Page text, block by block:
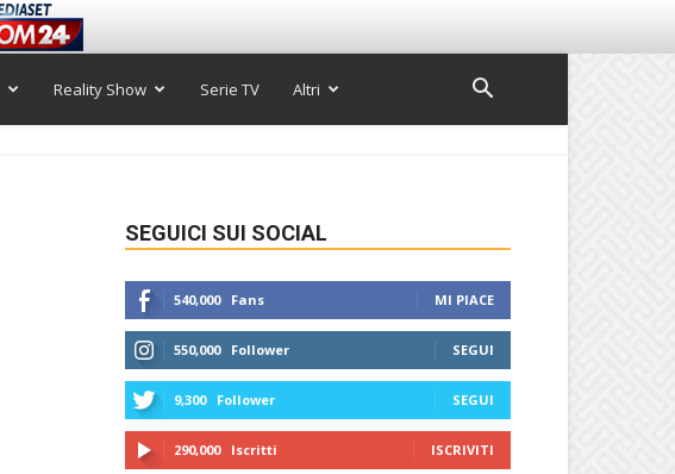
Reality Show Serie TV Altri
SEGUICI SUI SOCIAL
540,000 Fans MI PIACE
550,000 Follower SEGUI
9,300 Follower SEGUI
290,000 Iscritti ISCRIVITI